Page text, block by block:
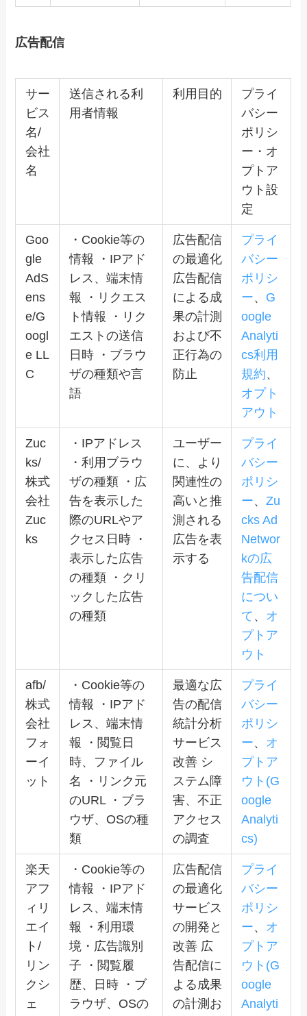
広告配信
サー
ビス
名/
会社
名
送信される利
用者情報
利用目的
プライ
バシー
ポリシ
ー・オ
プトア
ウト設
定
Goo
gle
AdS
ens
e/G
oogl
e LL
C
・Cookie等の
情報 ・IPアド
レス、端末情
報 ・リクエス
ト情報 ・リク
エストの送信
日時 ・ブラウ
ザの種類や言
語
広告配信
の最適化
広告配信
による成
果の計測
および不
正行為の
防止
プライ
バシー
ポリシ
ー、 G
oogle
Analyti
cs利用
規約、
オプト
アウト
Zuc
ks/
株式
会社
Zuc
ks
・IPアドレス
・利用ブラウ
ザの種類 ・広
告を表示した
際のURLやア
クセス日時 ・
表示した広告
の種類 ・クリ
ックした広告
の種類
ユーザー
に、より
関連性の
高いと推
測される
広告を表
示する
プライ
バシー
ポリシ
ー、 Zu
cks Ad
Networ
kの広
告配信
につい
て 、 オ
プトア
ウト
afb/
株式
会社
フォ
ーイ
ット
・Cookie等の
情報 ・IPアド
レス、端末情
報 ・閲覧日
時、ファイル
名 ・リンク元
のURL ・ブラ
ウザ、OSの種
類
最適な広
告の配信
統計分析
サービス
改善 シ
ステム障
害、不正
アクセス
の調査
プライ
バシー
ポリシ
ー、 オ
プトア
ウト(G
oogle
Analyti
cs)
楽天
アフ
ィリ
エイ
ト/
リン
クシ
ェ
・Cookie等の
情報 ・IPアド
レス、端末情
報 ・利用環
境・広告識別
子 ・閲覧履
歴、日時 ・ブ
ラウザ、OSの
広告配信
の最適化
サービス
の開発と
改善 広
告配信に
よる成果
の計測お
プライ
バシー
ポリシ
ー、 オ
プトア
ウト(G
oogle
Analyti